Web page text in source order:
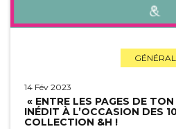
GÉNÉRAL
14 Fév 2023
« ENTRE LES PAGES DE
INÉDIT À L’OCCASION DES
COLLECTION &H !